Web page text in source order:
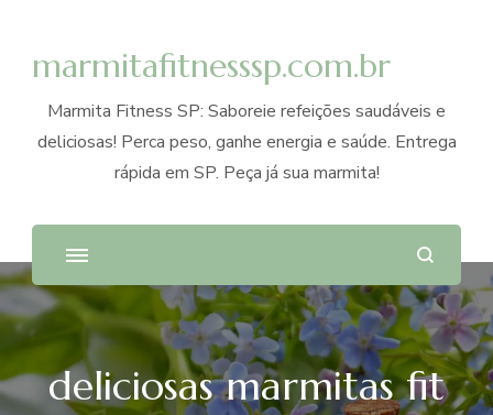
marmitafitnesssp.com.br
Marmita Fitness SP: Saboreie refeições saudáveis e
deliciosas! Perca peso, ganhe energia e saúde. Entrega
rápida em SP. Peça já sua marmita!
deliciosas marmitas fit